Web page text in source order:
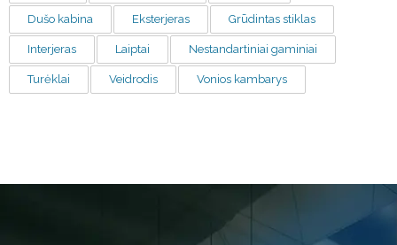
Dušo kabina Eksterjeras Grūdintas stiklas
Interjeras Laiptai Nestandartiniai gaminiai
Turėklai Veidrodis Vonios kambarys